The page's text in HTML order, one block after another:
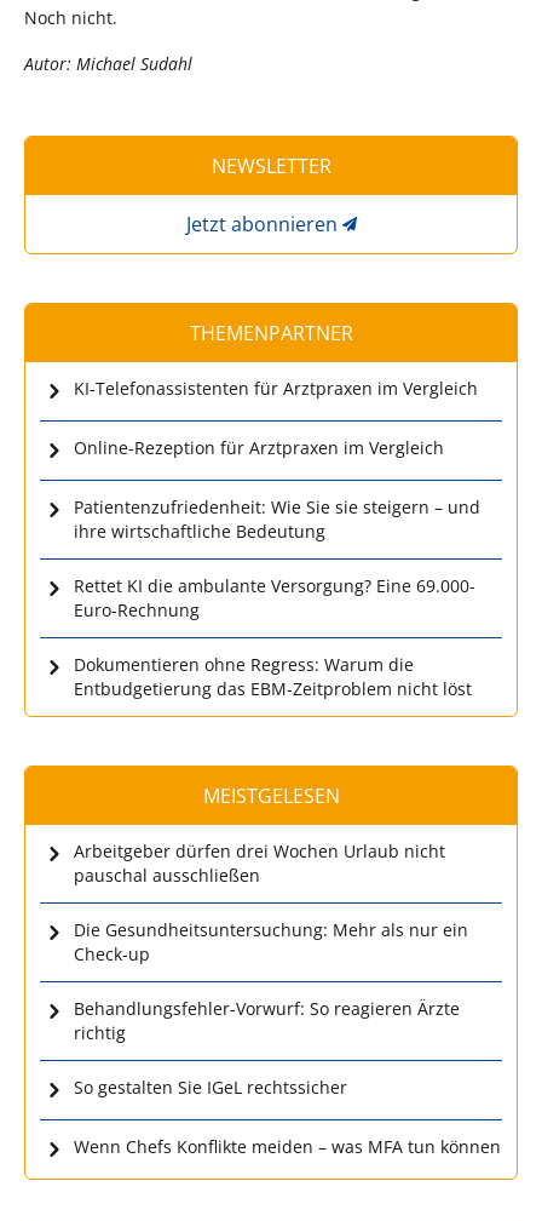
Noch nicht.
Autor: Michael Sudahl
NEWSLETTER
Jetzt abonnieren
THEMENPARTNER
KI-Telefonassistenten für Arztpraxen im Vergleich
Online-Rezeption für Arztpraxen im Vergleich
Patientenzufriedenheit: Wie Sie sie steigern – und
ihre wirtschaftliche Bedeutung
Rettet KI die ambulante Versorgung? Eine 69.000-
Euro-Rechnung
Dokumentieren ohne Regress: Warum die
Entbudgetierung das EBM-Zeitproblem nicht löst
MEISTGELESEN
Arbeitgeber dürfen drei Wochen Urlaub nicht
pauschal ausschließen
Die Gesundheitsuntersuchung: Mehr als nur ein
Check-up
Behandlungsfehler-Vorwurf: So reagieren Ärzte
richtig
So gestalten Sie IGeL rechtssicher
Wenn Chefs Konflikte meiden – was MFA tun können